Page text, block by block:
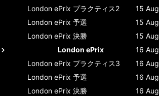
London ePrix プラクティス2 15 Aug
London ePrix 予選 15 Aug
London ePrix 決勝 15 Aug
London ePrix
16 Aug
London ePrix プラクティス3 16 Aug
London ePrix 予選 16 Aug
London ePrix 決勝 16 Aug